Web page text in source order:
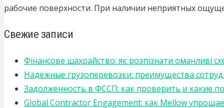
рабочие поверхности. При наличии неприятных
Свежие записи
Фінансове шахрайство: як розпізнати оманливі
Надежные грузоперевозки: преимущества
Задолженность в ФССП: как проверить и какие
Global Contractor Engagement: как Mellow